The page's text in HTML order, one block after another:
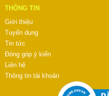
THÔNG TIN
Giới thiệu
Tuyển dụng
Tin tức
Đóng góp ý kiến
Liên hệ
Thông tin tài khoản